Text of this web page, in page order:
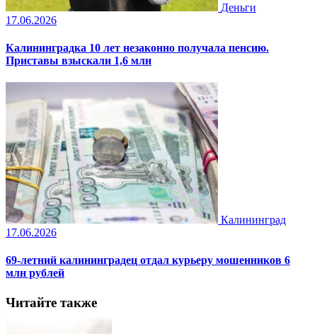
Деньги
17.06.2026
Калининградка 10 лет незаконно получала пенсию.
Приставы взыскали 1,6 млн
Калининград
17.06.2026
69-летний калининградец отдал курьеру мошенников 6
млн рублей
Читайте также